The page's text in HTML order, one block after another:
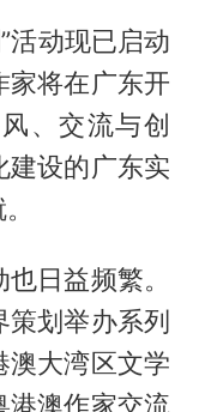
活动现已启动
家将在广东开
、交流与创
建设的广东实
日益频繁。
划举办系列
澳大湾区文学
港澳作家交流